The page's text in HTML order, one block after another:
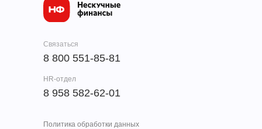
Политика обработки данных
Связаться
HR-отдел
8 800 551-85-81
8 958 582-62-01